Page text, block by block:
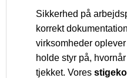
Sikkerhed på
korrekt
virksomheder
holde styr på,
tjekket. Vores